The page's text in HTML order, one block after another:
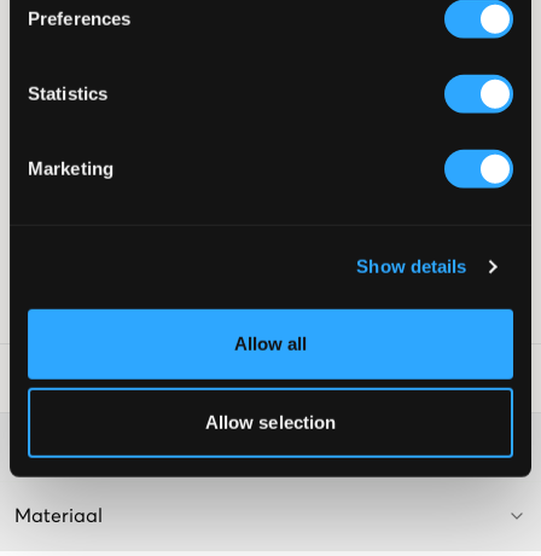
Preferences
Statistics
Marketing
Show details
Allow all
Allow selection
Grijze jeans met hoge taille van Grunt in een recht model
taille voor de perfecte pasvorm. De jeans sluit met een knoop en
Verstelbare taille
SKU:112695-001
Laundry Advice:
Materiaal